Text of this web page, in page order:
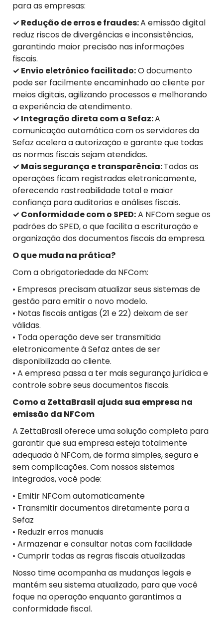
para as empresas:
✓ Redução de erros e fraudes:A emissão digital
reduz riscos de divergências e inconsistências,
garantindo maior precisão nas informações
fiscais.
✓ Envio eletrônico facilitado:O documento
pode ser facilmente encaminhado ao cliente por
meios digitais, agilizando processos e melhorando
a experiência de atendimento.
✓ Integração direta com a Sefaz:A
comunicação automática com os servidores da
Sefaz acelera a autorização e garante que todas
as normas fiscais sejam atendidas.
✓ Mais segurança e transparência:Todas as
operações ficam registradas eletronicamente,
oferecendo rastreabilidade total e maior
confiança para auditorias e análises fiscais.
✓ Conformidade com o SPED:A NFCom segue os
padrões do SPED, o que facilita a escrituração e
organização dos documentos fiscais da empresa.
O que muda na prática?
Com a obrigatoriedade da NFCom:
• Empresas precisam atualizar seus sistemas de
gestão para emitir o novo modelo.
• Notas fiscais antigas (21 e 22) deixam de ser
válidas.
• Toda operação deve ser transmitida
eletronicamente à Sefaz antes de ser
disponibilizada ao cliente.
• A empresa passa a ter mais segurança jurídica e
controle sobre seus documentos fiscais.
Como a ZettaBrasil ajuda sua empresa na
emissão da NFCom
A ZettaBrasil oferece uma solução completa para
garantir que sua empresa esteja totalmente
adequada à NFCom, de forma simples, segura e
sem complicações. Com nossos sistemas
integrados, você pode:
• Emitir NFCom automaticamente
• Transmitir documentos diretamente para a
Sefaz
• Reduzir erros manuais
• Armazenar e consultar notas com facilidade
• Cumprir todas as regras fiscais atualizadas
Nosso time acompanha as mudanças legais e
mantém seu sistema atualizado, para que você
foque na operação enquanto garantimos a
conformidade fiscal.